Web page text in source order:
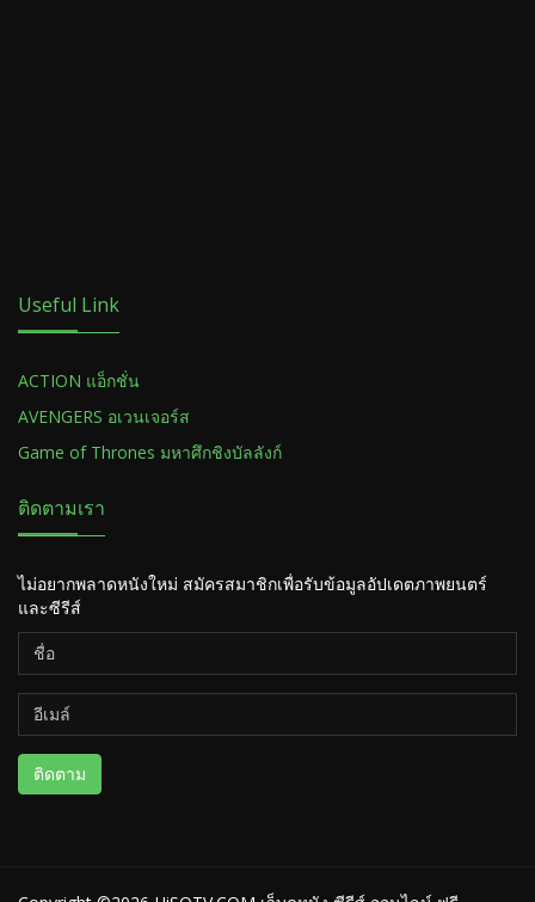
Useful Link
ACTION แอ็กชั่น
AVENGERS อเวนเจอร์ส
Game of Thrones มหาศึกชิงบัลลังก์
ติดตามเรา
ไม่อยากพลาดหนังใหม่ สมัครสมาชิกเพื่อรับข้อมูลอัปเดตภาพยนตร์
และซีรีส์
ติดตาม